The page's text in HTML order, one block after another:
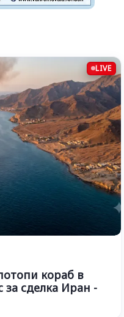
LIVE
кораб в
сделка Иран -